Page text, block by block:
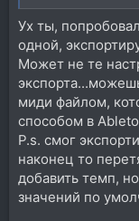
Ух ты,
одной,
Может не те
миди файлом,
способом в
P.s. смог
наконец то
добавить темп,
значений по